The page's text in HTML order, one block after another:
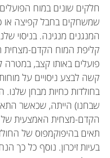
חלקים שונים במוח
שמשחקים בחבל קפיצה או
המנגנים מנגינה. בניסוי
קליפת המוח הקדם-מצחית
פועלים באותו קצב, במטרה
קשה לבצע ניסויים על
בחולדות כחיות מבחן
שבחנו) הייתה, שכאשר
הקדם-מצחית האמצעית
תאים בהיפוקמפוס של
בעיות זיכרון. נוסף כל כך